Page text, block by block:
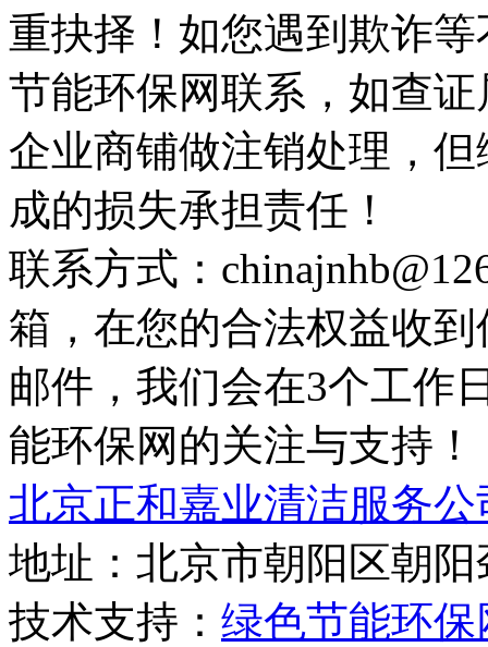
重抉择！如您遇到欺诈
节能环保网联系，如查
企业商铺做注销处理，
成的损失承担责任！
联系方式：
箱，在您的合法权益收
邮件，我们会在3个工作
能环保网的关注与支持！
北京正和嘉业清洁服务公
地址：北京市朝阳区朝阳
技术支持： 绿色节能环保